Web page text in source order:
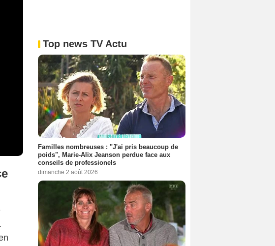
Top news TV Actu
Familles nombreuses : "J'ai pris beaucoup de
poids", Marie-Alix Jeanson perdue face aux
conseils de professionels
dimanche 2 août 2026